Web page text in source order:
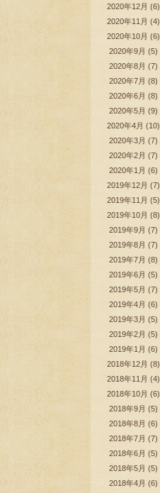
2020年12月 (6)
2020年11月 (4)
2020年10月 (6)
2020年9月 (5)
2020年8月 (7)
2020年7月 (8)
2020年6月 (8)
2020年5月 (9)
2020年4月 (10)
2020年3月 (7)
2020年2月 (7)
2020年1月 (6)
2019年12月 (7)
2019年11月 (5)
2019年10月 (8)
2019年9月 (7)
2019年8月 (7)
2019年7月 (8)
2019年6月 (5)
2019年5月 (7)
2019年4月 (6)
2019年3月 (5)
2019年2月 (5)
2019年1月 (6)
2018年12月 (8)
2018年11月 (4)
2018年10月 (6)
2018年9月 (5)
2018年8月 (6)
2018年7月 (7)
2018年6月 (5)
2018年5月 (5)
2018年4月 (6)